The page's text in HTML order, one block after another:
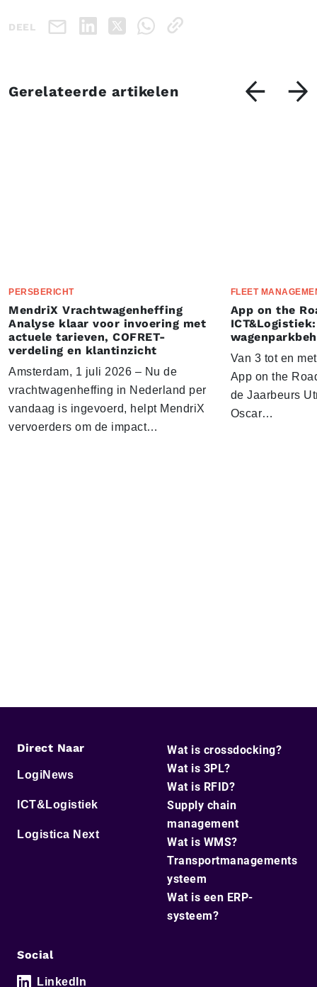
DEEL
Gerelateerde artikelen
PERSBERICHT
MendriX Vrachtwagenheffing
Analyse klaar voor invoering met
actuele tarieven, COFRET-
verdeling en klantinzicht
Amsterdam, 1 juli 2026 – Nu de
vrachtwagenheffing in Nederland per
vandaag is ingevoerd, helpt MendriX
vervoerders om de impact…
FLEET
App on the
Van 3 tot en
App on the
de Jaarbeurs
Oscar…
Direct Naar
LogiNews
ICT&Logistiek
Logistica Next
Wat is crossdocking?
Wat is 3PL?
Wat is RFID?
Supply chain
management
Wat is WMS?
Transportmanagements
ysteem
Wat is een ERP-
systeem?
Social
LinkedIn